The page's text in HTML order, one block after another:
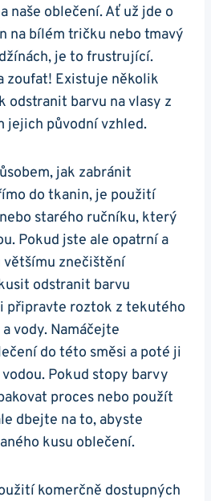
naše oblečení. Ať už jde o
na bílém tričku nebo tmavý
je to frustrující.
zoufat! Existuje několik
odstranit barvu na vlasy z
jejich původní vzhled.
jak zabránit
do tkanin, je použití
starého ručníku, který
Pokud jste ale opatrní a
většímu znečištění
odstranit barvu
připravte roztok z tekutého
vody. Namáčejte
do této směsi a poté ji
Pokud stopy barvy
proces nebo použít
dbejte na to, abyste
kusu oblečení.
komerčně dostupných